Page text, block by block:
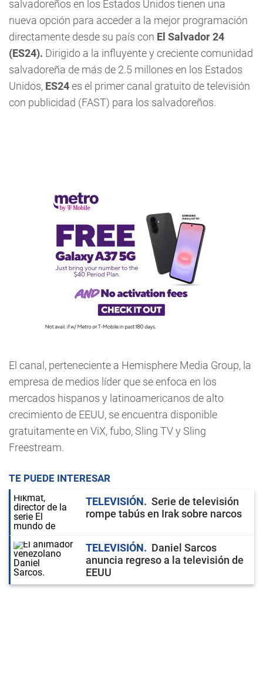
salvadoreños en los Estados Unidos tienen una
nueva opción para acceder a la mejor programación
directamente desde su país con El Salvador 24
(ES24). Dirigido a la influyente y creciente comunidad
salvadoreña de más de 2.5 millones en los Estados
Unidos, ES24es el primer canal gratuito de televisión
con publicidad (FAST) para los salvadoreños.
El canal, perteneciente a Hemisphere Media Group, la
empresa de medios líder que se enfoca en los
mercados hispanos y latinoamericanos de alto
crecimiento de EEUU, se encuentra disponible
gratuitamente en ViX, fubo, Sling TV y Sling
Freestream.
TE PUEDE INTERESAR
TELEVISIÓN
Serie de televisión
rompe tabús en Irak sobre narcos
TELEVISIÓN
Daniel Sarcos
anuncia regreso a la televisión de
EEUU